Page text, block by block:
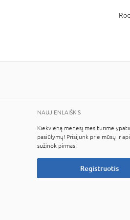
NAUJIENLAIŠKIS
Kiekvieną mėnesį mes turime
pasiūlymų! Prisijunk prie mūsų ir
sužinok pirmas!
Registruotis